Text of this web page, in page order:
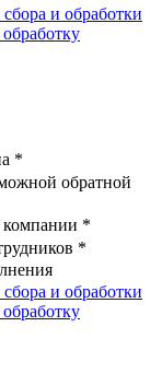
и обработки
*
обратной
*
*
и обработки